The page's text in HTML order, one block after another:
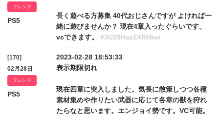
フレンド
PS5
長く遊べる方募集 40代おじさんですが よければ一
緒に遊びませんか？ 現在4章入ったぐらいです。
vcできます。 #3U29HazZ4RHkw
[170]
02月28日
フレンド
PS5
2023-02-28 18:53:33
表示期限切れ
現在四章に突入しました。気長に散策しつつ各種
素材集めや作りたい武器に応じて各章の獣を狩れ
たらなと思います。エンジョイ勢です。VC可能。